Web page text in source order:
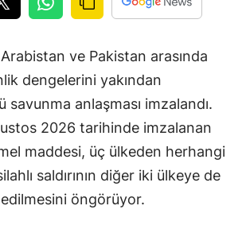
ve Pakistan arasında
dengelerini yakından
savunma anlaşması imzalandı.
2026 tarihinde imzalanan
maddesi, üç ülkeden herhangi
saldırının diğer iki ülkeye de
edilmesini öngörüyor.